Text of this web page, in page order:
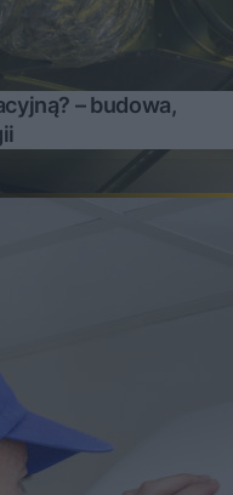
– budowa,